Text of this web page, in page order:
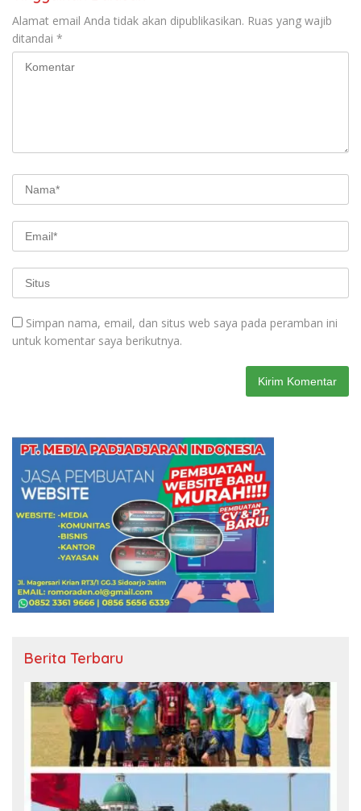
Alamat email Anda tidak akan dipublikasikan. Ruas yang wajib
ditandai *
Simpan nama, email, dan situs web saya pada peramban ini
untuk komentar saya berikutnya.
Berita Terbaru